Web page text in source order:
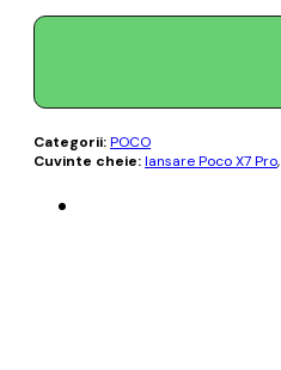
Categorii:POCO
Cuvinte cheie:lansare Poco X7 Pro,